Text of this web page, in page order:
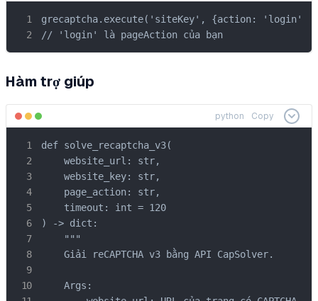
grecaptcha.execute('siteKey', {action: 'login'})
// 'login' là pageAction của bạn
Hàm trợ giúp
python Copy
def solve_recaptcha_v3(
    website_url: str,
    website_key: str,
    page_action: str,
    timeout: int = 120
) -> dict:
    """
    Giải reCAPTCHA v3 bằng API CapSolver.
    Args: